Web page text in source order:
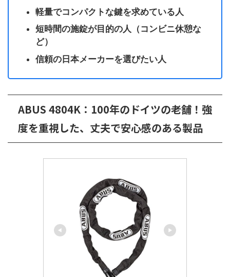
軽量でコンパクトな鍵を求めている人
短時間の施錠が目的の人（コンビニ休憩な
ど）
信頼の日本メーカーを選びたい人
ABUS 4804K：100年のドイツの老舗！強
度を重視した、丈夫で安心感のある製品